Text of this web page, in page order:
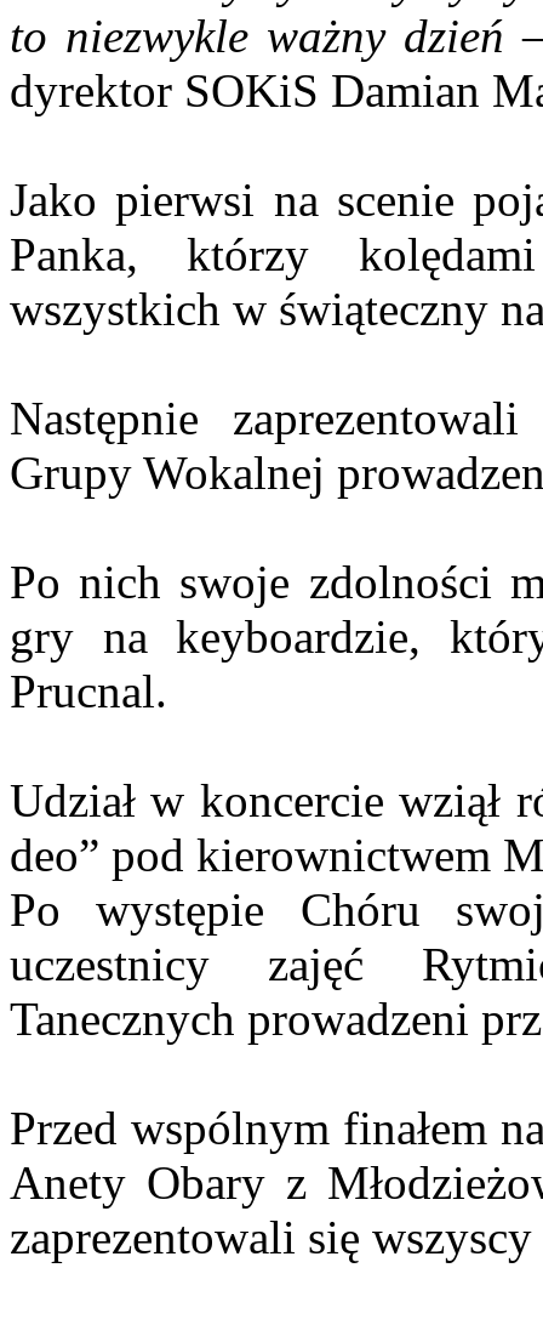
to niezwykle ważny dzień
dyrektor SOKiS Damian
Jako pierwsi na scenie
Panka, którzy
wszystkich w świąteczny
Następnie
Grupy Wokalnej
Po nich swoje zdolności
gry na keyboardzie,
Prucnal.
Udział w koncercie wziął
deo” pod kierownictwem
Po występie Chóru
uczestnicy zajęć
Tanecznych prowadzeni
Przed wspólnym finałem
Anety Obary z
zaprezentowali się